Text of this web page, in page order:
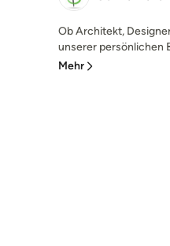
Ob Architekt,
unserer persönlichen
Mehr